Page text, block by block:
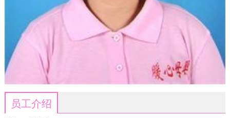
员工介绍